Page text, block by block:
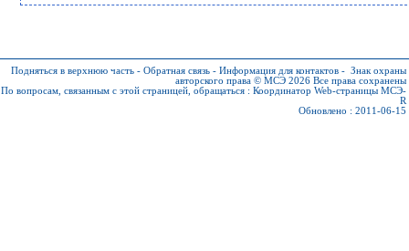
Подняться в верхнюю часть - Обратная связь - Информация для контактов - Знак охраны
авторского права © МСЭ 2026 Все права сохранены
По вопросам, связанным с этой страницей, обращаться : Координатор Web-страницы МСЭ-
R
Обновлено : 2011-06-15